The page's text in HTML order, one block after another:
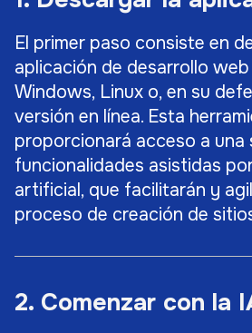
El primer paso consiste en
aplicación de desarrollo
Windows, Linux o, en su
versión en línea. Esta
proporcionará acceso a una
funcionalidades asistidas
artificial, que facilitarán y
proceso de creación de
2. Comenzar con la